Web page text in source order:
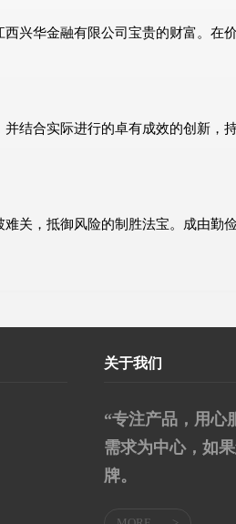
兴华金融有限公司宝贵的财富。在
结合实际进行的卓有成效的创新，
关，抵御风险的制胜法宝。成由勤
关于我们
“专注产品，用心
需求为中心，如
牌。